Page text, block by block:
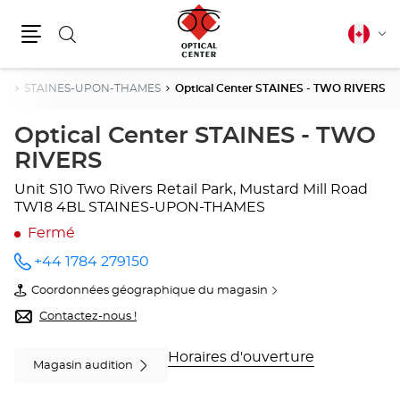
Rechercher
Français
STAINES-UPON-THAMES Optical Center STAINES - TWO RIVERS
Optical Center STAINES - TWO
RIVERS
Unit S10 Two Rivers Retail Park, Mustard Mill Road
TW18 4BL STAINES-UPON-THAMES
Fermé
Appeler
le point
de vente
Optical
Center
RIVERS
+44 1784 279150
Coordonnées géographique du magasin
du
point
de
Center
Contactez-nous !
Magasin audition
Horaires d'ouverture